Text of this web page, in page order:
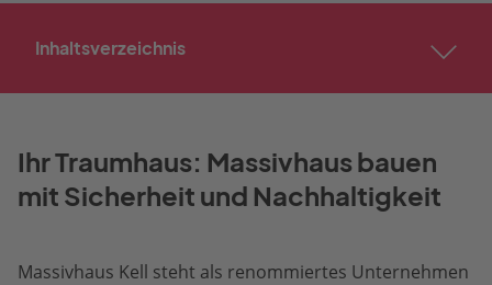
Inhaltsverzeichnis
Ihr Traumhaus: Massivhaus bauen
mit Sicherheit und Nachhaltigkeit
Massivhaus Kell steht als renommiertes Unternehmen